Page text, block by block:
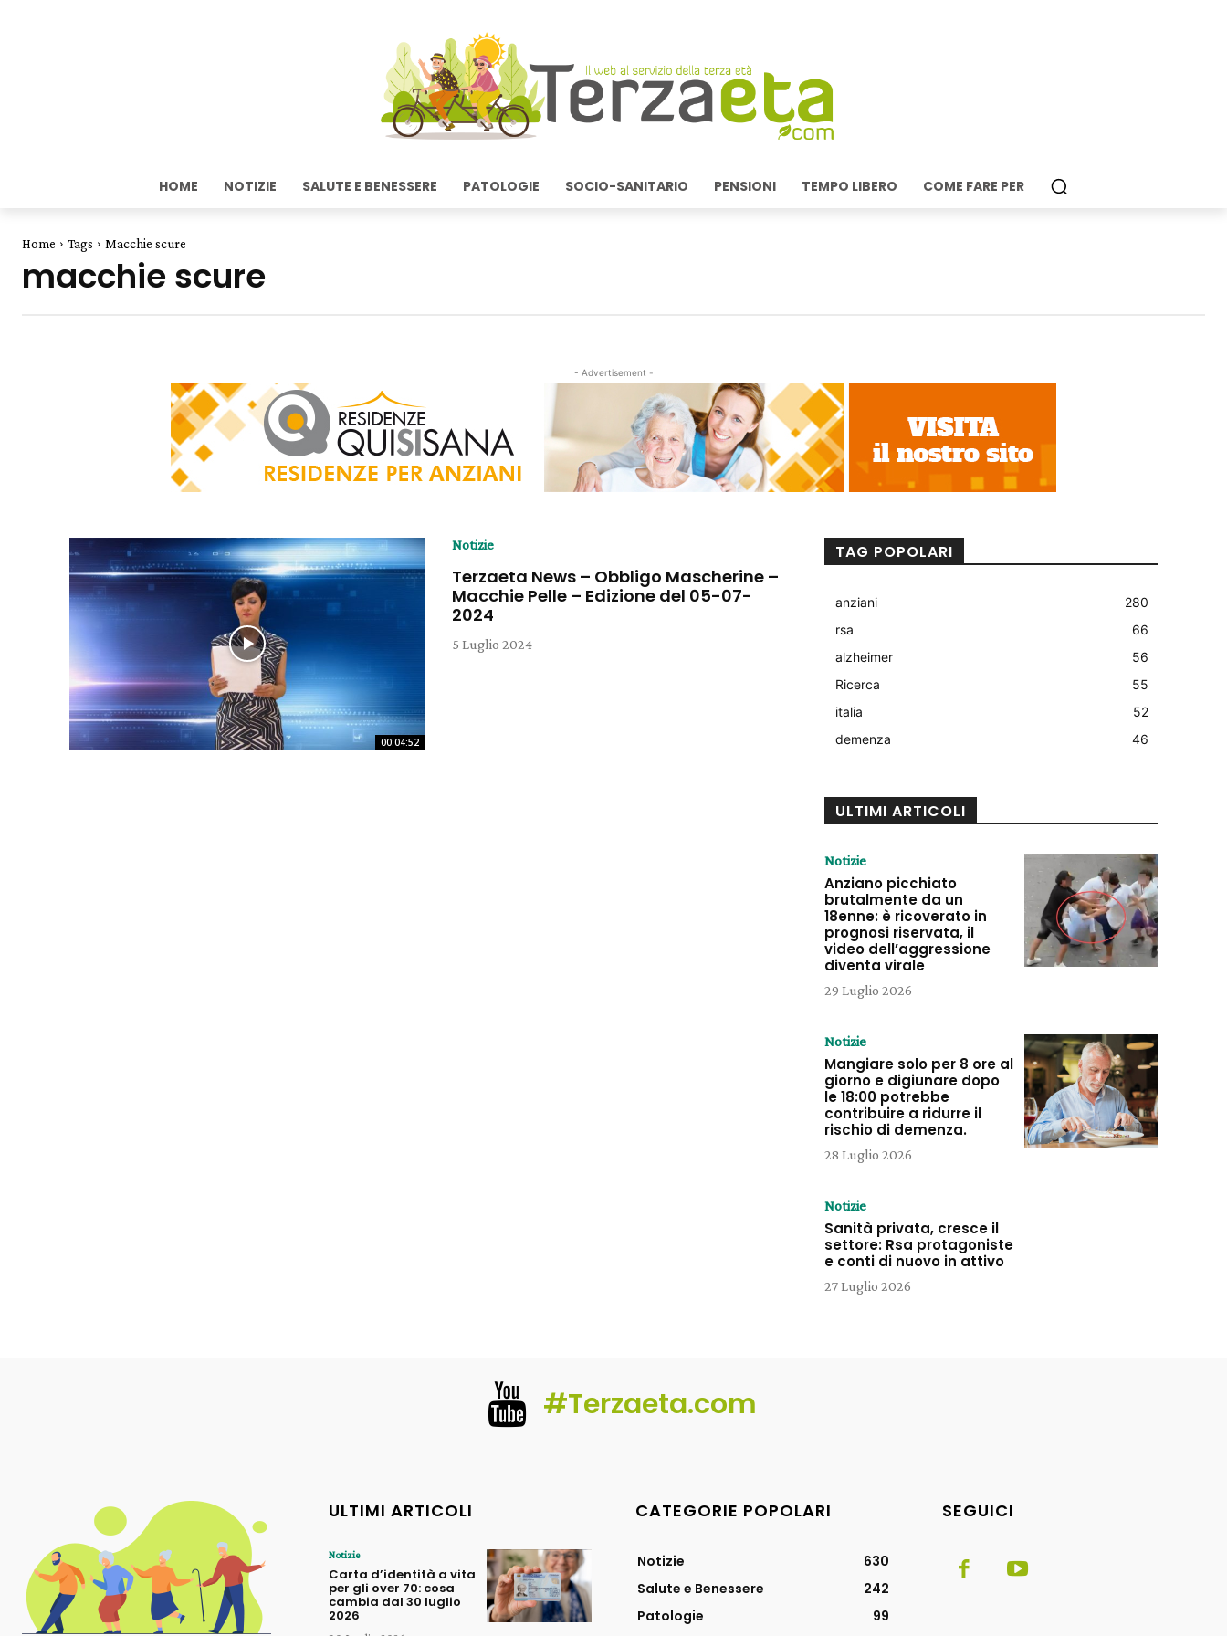
HOME NOTIZIE SALUTE E BENESSERE PATOLOGIE SOCIO-SANITARIO PENSIONI TEMPO LIBERO COME FARE PER
Home Tags Macchie scure
macchie scure
- Advertisement -
00:04:52
Notizie
Terzaeta News – Obbligo Mascherine –
Macchie Pelle – Edizione del 05-07-
2024
5 Luglio 2024
TAG POPOLARI
anziani
280
rsa
66
alzheimer
56
Ricerca
55
italia
52
demenza
46
ULTIMI ARTICOLI
Notizie
Anziano picchiato
brutalmente da un
18enne: è ricoverato in
prognosi riservata, il
video dell’aggressione
diventa virale
29 Luglio 2026
Notizie
Mangiare solo per 8 ore al
giorno e digiunare dopo
le 18:00 potrebbe
contribuire a ridurre il
rischio di demenza.
28 Luglio 2026
Notizie
Sanità privata, cresce il
settore: Rsa protagoniste
e conti di nuovo in attivo
27 Luglio 2026
#Terzaeta.com
ULTIMI ARTICOLI
Notizie
Carta d’identità a vita
per gli over 70: cosa
cambia dal 30 luglio
2026
CATEGORIE POPOLARI
Notizie
630
Salute e Benessere
242
Patologie
99
SEGUICI